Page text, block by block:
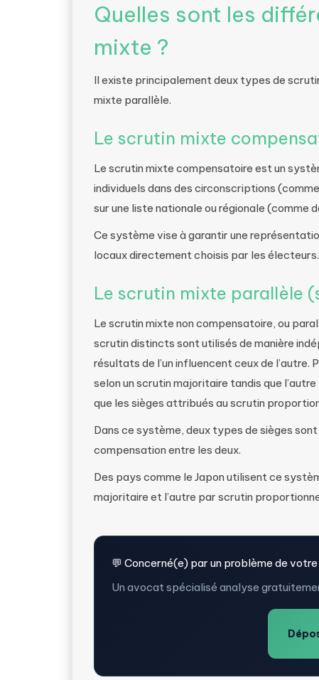
Quelles sont les
mixte ?
Il existe principalement deux types de
mixte parallèle.
Le scrutin mixte
Le scrutin mixte compensatoire est un
individuels dans des circonscriptions
sur une liste nationale ou régionale (comme
Ce système vise à garantir une
locaux directement choisis par les électeurs.
Le scrutin mixte parallèle
Le scrutin mixte non compensatoire, ou
scrutin distincts sont utilisés de manière
résultats de l’un influencent ceux de
selon un scrutin majoritaire tandis que
que les sièges attribués au scrutin
Dans ce système, deux types de sièges
compensation entre les deux.
Des pays comme le Japon utilisent ce
majoritaire et l’autre par scrutin
💬 Concerné(e) par un problème de votre
Un avocat spécialisé analyse